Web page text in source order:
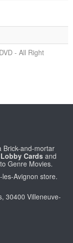
- All Right
Brick-and-mortar
Lobby Cards and
Genre Movies.
Avignon store.
30400 Villeneuve-